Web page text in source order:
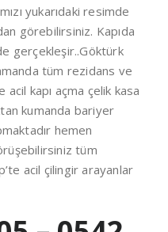
yukarıdaki resimde
görebilirsiniz. Kapıda
gerçekleşir..Göktürk
tüm rezidans ve
kapı açma çelik kasa
kumanda bariyer
hemen
tüm
acil çilingir arayanlar